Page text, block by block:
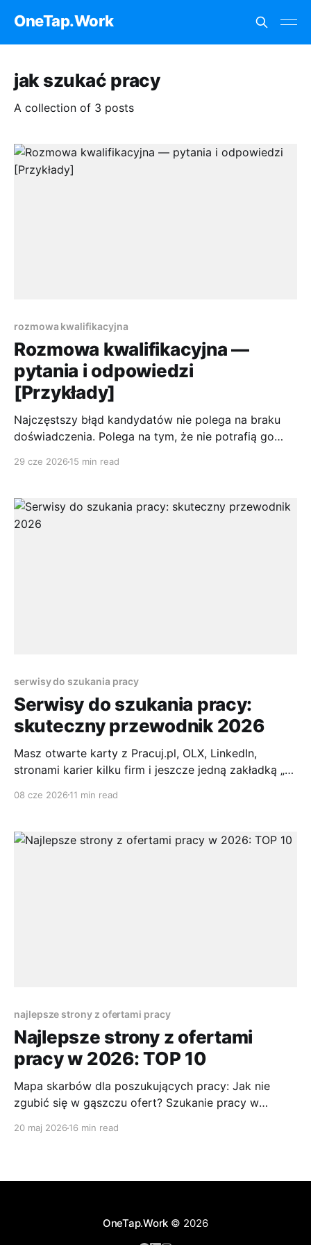
OneTap.Work
jak szukać pracy
A collection of 3 posts
rozmowa kwalifikacyjna
Rozmowa kwalifikacyjna —
pytania i odpowiedzi
[Przykłady]
Najczęstszy błąd kandydatów nie polega na braku
doświadczenia. Polega na tym, że nie potrafią go
najczęstsze pytania na rozmowie kwalifikacyjnej, co
pokazuje, jak duży problem stanowi ogólnikowość i
29 cze 2026 15 min read
serwisy do szukania pracy
Serwisy do szukania pracy:
skuteczny przewodnik 2026
Masz otwarte karty z Pracuj.pl, OLX, LinkedIn,
stronami karier kilku firm i jeszcze jedną zakładką „na
kliknąłeś „Aplikuj”, w drugiej chciałeś wrócić po
dwóch dniach nie wiesz już, gdzie wysłałeś
08 cze 2026 11 min read
najlepsze strony z ofertami pracy
Najlepsze strony z ofertami
pracy w 2026: TOP 10
Mapa skarbów dla poszukujących pracy: Jak nie
zgubić się w gąszczu ofert? Szukanie pracy w
sprint. Przeglądasz dziesiątki stron, wypełniasz
20 maj 2026 16 min read
OneTap.Work © 2026